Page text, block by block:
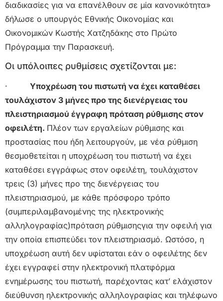
διαδικασίες για να επανέλθουν σε μία κανονικότητα»
δήλωσε ο υπουργός Εθνικής Οικονομίας και
Οικονομικών Κωστής Χατζηδάκης στο Πρώτο
Πρόγραμμα την Παρασκευή.
Οι υπόλοιπες ρυθμίσεις σχετίζονται με:
· Υποχρέωση του πιστωτή να έχει καταθέσει
τουλάχιστον 3 μήνες προ της διενέργειας του
πλειστηριασμού έγγραφη πρόταση ρύθμισης στον
οφειλέτη. Πλέον των εργαλείων ρύθμισης και
προστασίας που ήδη λειτουργούν, με νέα ρύθμιση
θεσμοθετείται η υποχρέωση του πιστωτή να έχει
καταθέσει εγγράφως στον οφειλέτη, τουλάχιστον
τρεις (3) μήνες προ της διενέργειας του
πλειστηριασμού, με κάθε πρόσφορο τρόπο
(συμπεριλαμβανομένης της ηλεκτρονικής
αλληλογραφίας)πρόταση ρύθμισηςγια την οφειλή για
την οποία επισπεύδει τον πλειστηριασμό. Ωστόσο, η
υποχρέωση αυτή δεν υφίσταται εάν ο οφειλέτης δεν
έχει εγγραφεί στην ηλεκτρονική πλατφόρμα
ενημέρωσης του πιστωτή, παρέχοντας κατ’ ελάχιστον
διεύθυνση ηλεκτρονικής αλληλογραφίας και τηλέφωνο